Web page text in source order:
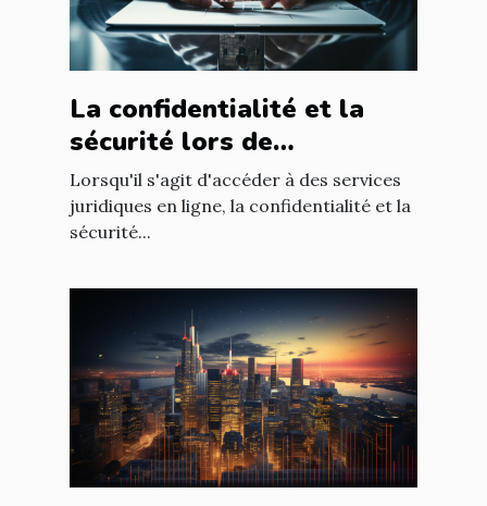
La confidentialité et la
sécurité lors de
l'utilisation d'un avocat en
ligne
Lorsqu'il s'agit d'accéder à des services
juridiques en ligne, la confidentialité et la
sécurité...